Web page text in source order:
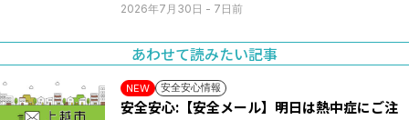
2026年7月30日 - 7日前
あわせて読みたい記事
NEW 安全安心情報
安全安心:【安全メール】明日は熱中症にご注